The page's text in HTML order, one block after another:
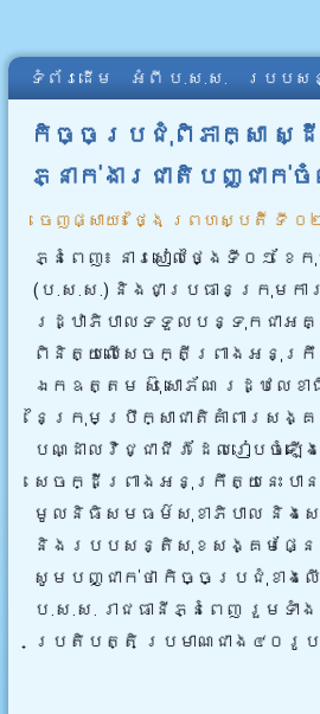
ទំព័រដើម អំពី​ ប.ស.ស. របបស
កិច្ចប្រជុំពិភាក្សា ស្
ភ្នាក់ងារជាតិបញ្ជាក់ចំ
ចេញផ្សាយ៖ ថ្ងៃ ព្រហស្បតិ៍ ទី ០២
ភ្នំពេញ៖ នារសៀលថ្ងៃទី០១
(ប.ស.ស.) និងជាប្រធានក្រុមក
រដ្ឋាភិបាលទទួលបន្ទុកជាអគ្
ពិនិត្យលើសេចក្តីព្រាងអនុក្រឹ
ឯកឧត្តម ស៊ុ សោភ័ណ រដ្ឋលេខ
នៃក្រុមប្រឹក្សាជាតិគាំពារ
បណ្ដាលវិជ្ជាជីវៈ ដែលរៀបចំ
សេចក្ដីព្រាងអនុក្រឹត្យនេះ បា
មូលនិធិសមធម៌សុខាភិបាល និងស
និងរបបសន្តិសុខសង្គមផ្នែក
សូមបញ្ជាក់ថាៈ កិច្ចប្រជុំខាង
ប.ស.ស. រាជធានីភ្នំពេញ រួមទ
ប្រតិបត្តិ ប្រមាណជាង៤០រូប